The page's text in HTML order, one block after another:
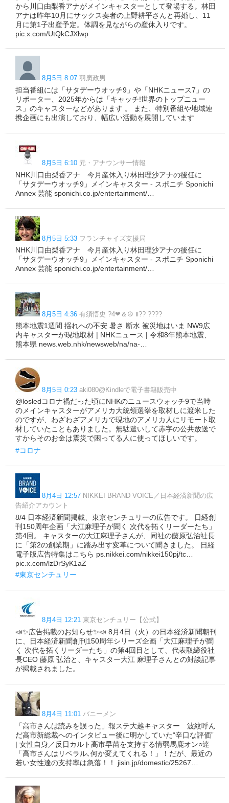
から川口由梨香アナがメインキャスターとして登場する。林田
アナは昨年10月にサックス奏者の上野耕平さんと再婚し、11
月に第1子出産予定。体調を見ながらの産休入りです。
pic.x.com/UtQkCJXlwp
8月5日 8:07 羽廣政男
担当番組には「サタデーウオッチ9」や「NHKニュース7」の
リポーター、2025年からは「キャッチ!世界のトップニュー
ス」のキャスターなどがあります 。 また、特別番組や地域連
携企画にも出演しており、幅広い活動を展開しています
8月5日 6:10 元・アナウンサー情報
NHK川口由梨香アナ 今月産休入り林田理沙アナの後任に
「サタデーウオッチ9」メインキャスター - スポニチ Sponichi
Annex 芸能 sponichi.co.jp/entertainment/…
8月5日 5:33 フランチャイズ支援局
NHK川口由梨香アナ 今月産休入り林田理沙アナの後任に
「サタデーウオッチ9」メインキャスター - スポニチ Sponichi
Annex 芸能 sponichi.co.jp/entertainment/…
8月5日 4:36 有須悟史 ?4❤＆☮ Ⅱ?? ????
熊本地震1週間 揺れへの不安 暑さ 断水 被災地はいま NW9広
内キャスターが現地取材 | NHKニュース | 令和8年熊本地震、
熊本県 news.web.nhk/newsweb/na/na-…
8月5日 0:23 aki080@Kindleで電子書籍販売中
@losledコロナ禍だった頃にNHKのニュースウォッチ9で当時
のメインキャスターがアメリカ大統領選挙を取材しに渡米した
のですが、わざわざアメリカで現地のアメリカ人にリモート取
材していたこともありました。無駄遣いして赤字の公共放送で
すからそのお金は震災で困ってる人に使ってほしいです。
#コロナ
8月4日 12:57 NIKKEI BRAND VOICE／日本経済新聞の広
告紹介アカウント
8/4 日本経済新聞掲載、東京センチュリーの広告です。 日経創
刊150周年企画「大江麻理子が聞く 次代を拓くリーダーたち」
第4回。 キャスターの大江麻理子さんが、同社の藤原弘治社長
に「第2の創業期」に踏み出す変革について聞きました。 日経
電子版広告特集はこちら ps.nikkei.com/nikkei150pj/tc…
pic.x.com/lzDrSyK1aZ
#東京センチュリー
8月4日 12:21 東京センチュリー【公式】
📣✨広告掲載のお知らせ✨📣 8月4日（火）の日本経済新聞朝刊
に、日本経済新聞創刊150周年シリーズ企画「大江麻理子が聞
く 次代を拓くリーダーたち」の第4回目として、代表取締役社
長CEO 藤原 弘治と、キャスター大江 麻理子さんとの対談記事
が掲載されました。
8月4日 11:01 バニーメン
「高市さんは読みを誤った」報ステ大越キャスター 波紋呼ん
だ高市新総裁へのインタビュー後に明かしていた“辛口な評価”
| 女性自身／反日カルト高市早苗を支持する情弱馬鹿オン○達
「高市さんはリベラル､何か変えてくれる！」！だが、最近の
若い女性達の支持率は急落！！ jisin.jp/domestic/25267…